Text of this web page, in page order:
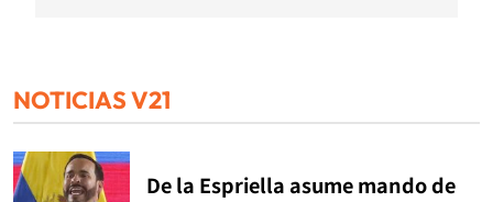
NOTICIAS V21
De la Espriella asume mando de